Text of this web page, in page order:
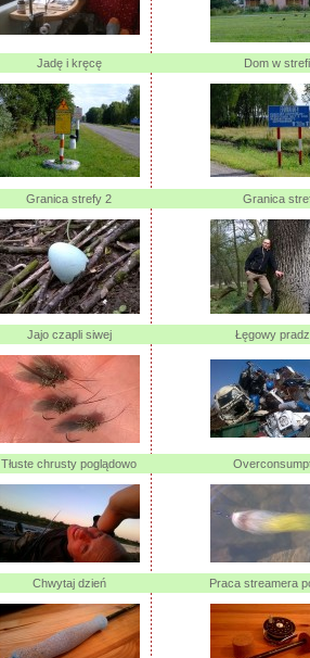
Jadę i kręcę Dom w
Granica strefy 2 Granica
Jajo czapli siwej Łęgowy
Tłuste chrusty poglądowo
Chwytaj dzień Praca streamera